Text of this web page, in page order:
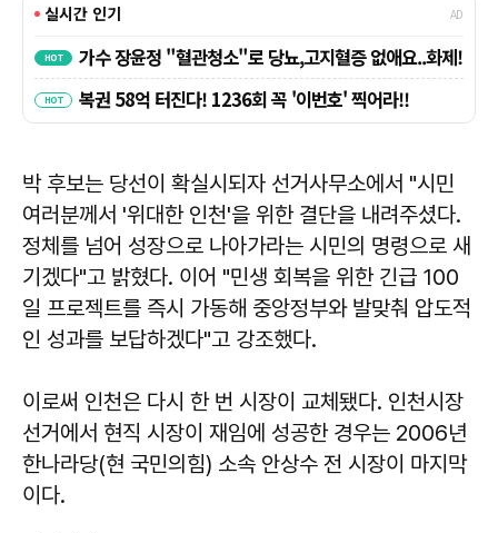
박 후보는 당선이 확실시되자 선거사무소에서 "시민
여러분께서 '위대한 인천'을 위한 결단을 내려주셨다.
정체를 넘어 성장으로 나아가라는 시민의 명령으로 새
기겠다"고 밝혔다. 이어 "민생 회복을 위한 긴급 100
일 프로젝트를 즉시 가동해 중앙정부와 발맞춰 압도적
인 성과를 보답하겠다"고 강조했다.
이로써 인천은 다시 한 번 시장이 교체됐다. 인천시장
선거에서 현직 시장이 재임에 성공한 경우는 2006년
한나라당(현 국민의힘) 소속 안상수 전 시장이 마지막
이다.